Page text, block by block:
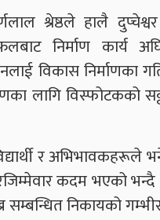
श्रेष्ठले हालै
निर्माण
विकास निर्माणका
लागि विस्फोटकको
र अभिभावकहरूले
कदम भएको
सम्बन्धित निकायको